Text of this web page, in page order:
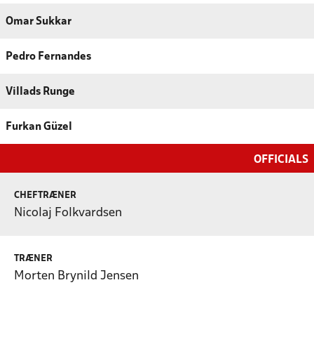
Omar Sukkar
Pedro Fernandes
Villads Runge
Furkan Güzel
OFFICIALS
CHEFTRÆNER
Nicolaj Folkvardsen
TRÆNER
Morten Brynild Jensen